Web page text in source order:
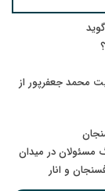
محمد جعفرپور از
مسئولان در میدان
و انار